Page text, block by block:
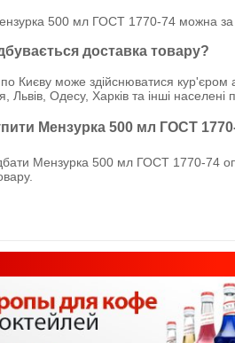
500 мл ГОСТ 1770-74 можна за
доставка товару?
Києву може здійснюватися кур'єром
Львів, Одесу, Харків та інші
Мензурка 500 мл ГОСТ
Мензурка 500 мл ГОСТ 1770-74